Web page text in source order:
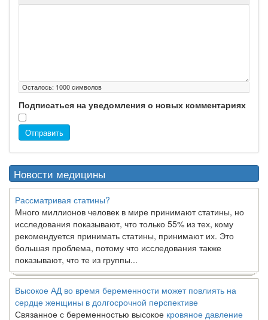
Осталось: 1000символов
Подписаться на уведомления о новых комментариях
Отправить
Новости медицины
Рассматривая статины?
Много миллионов человек в мире принимают статины, но
исследования показывают, что только 55% из тех, кому
рекомендуется принимать статины, принимают их. Это
большая проблема, потому что исследования также
показывают, что те из группы...
Высокое АД во время беременности может повлиять на
сердце женщины в долгосрочной перспективе
Связанное с беременностью высокое кровяное давление